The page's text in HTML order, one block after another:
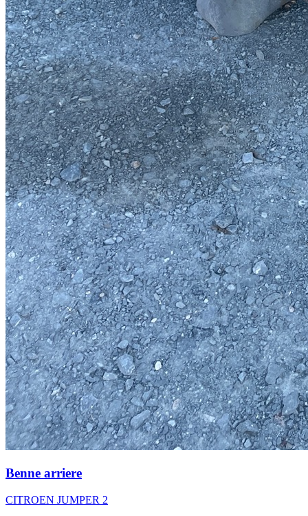
Benne arriere
CITROEN JUMPER 2